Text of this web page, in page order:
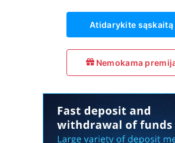
Atidarykite sąskaitą
Nemokama